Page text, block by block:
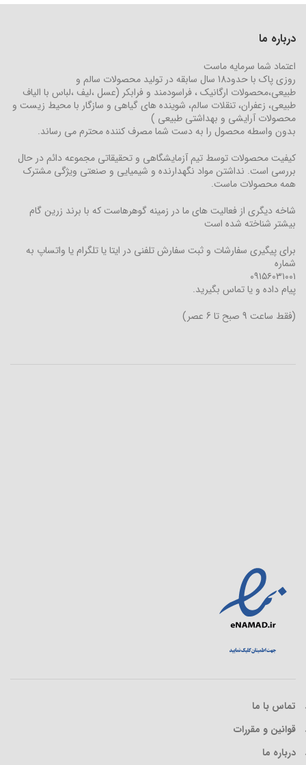
درباره ما
اعتماد شما سرمایه ماست
روزی پاک با حدود18 سال سابقه در تولید محصولات سالم و
طبیعی،محصولات ارگانیک ، فراسودمند و فرابکر (عسل ،لیف ،لباس با الیاف
طبیعی، زعفران، تنقلات سالم، شوینده های گیاهی و سازگار با محیط زیست و
محصولات آرایشی و بهداشتی طبیعی )
بدون واسطه محصول را به دست شما مصرف کننده محترم می رساند.
کیفیت محصولات توسط تیم آزمایشگاهی و تحقیقاتی مجموعه دائم در حال
بررسی است. نداشتن مواد نگهدارنده و شیمیایی و صنعتی ویژگی مشترک
همه محصولات ماست.
شاخه دیگری از فعالیت های ما در زمینه گوهرهاست که با برند زرین گام
بیشتر شناخته شده است
برای پیگیری سفارشات و ثبت سفارش تلفنی در ایتا یا تلگرام یا واتساپ به
شماره
۰۹۱۵۶۰۳۱۰۰۱
پیام داده و یا تماس بگیرید.
(فقط ساعت 9 صبح تا 6 عصر)
تماس با ما
قوانین و مقررات
درباره ما